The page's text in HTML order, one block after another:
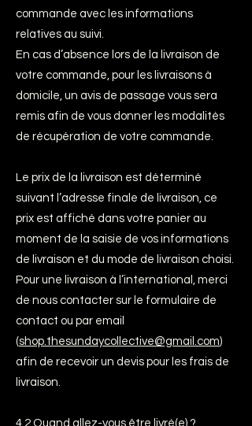
commande avec les informations
relatives au suivi.
En cas d’absence lors de la livraison de
votre commande, pour les livraisons à
domicile, un avis de passage vous sera
remis afin de vous donner les modalités
de récupération de votre commande.
Le prix de la livraison est déterminé
suivant l’adresse finale de livraison, ce
prix est affiché dans votre panier au
moment de la saisie de vos informations
de livraison et du mode de livraison choisi.
Pour une livraison à l’international, merci
de nous contacter sur le formulaire de
contact ou par email
(shop.thesundaycollective@gmail.com)
afin de recevoir un devis pour les frais de
livraison.
4.2 Quand allez-vous être livré(e) ?